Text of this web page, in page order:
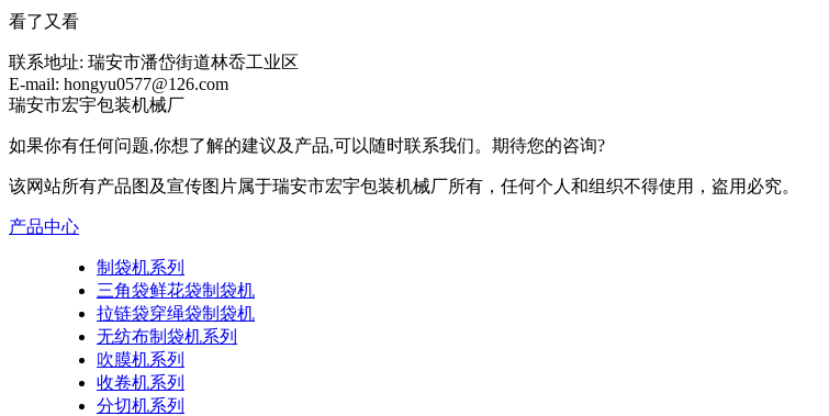
看了又看
联系地址: 瑞安市潘岱街道林岙工业区
E-mail: hongyu0577@126.com
瑞安市宏宇包装机械厂
如果你有任何问题,你想了解的建议及产品,可以随时联系我们。期待您的咨询?
该网站所有产品图及宣传图片属于瑞安市宏宇包装机械厂所有，任何个人和组织不得使用，盗用必究。
产品中心
制袋机系列
三角袋鲜花袋制袋机
拉链袋穿绳袋制袋机
无纺布制袋机系列
吹膜机系列
收卷机系列
分切机系列